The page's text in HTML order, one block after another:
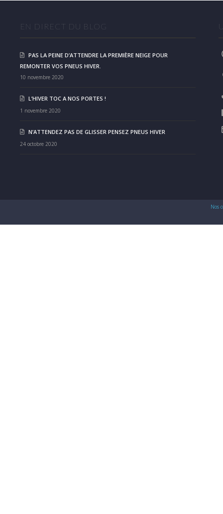
EN DIRECT DU BLOG
PAS LA PEINE D’ATTENDRE LA PREMIÈRE NEIGE POUR
REMONTER VOS PNEUS HIVER.
10 novembre 2020
L’HIVER TOC A NOS PORTES !
1 novembre 2020
N’ATTENDEZ PAS DE GLISSER PENSEZ PNEUS HIVER
24 octobre 2020
Nos